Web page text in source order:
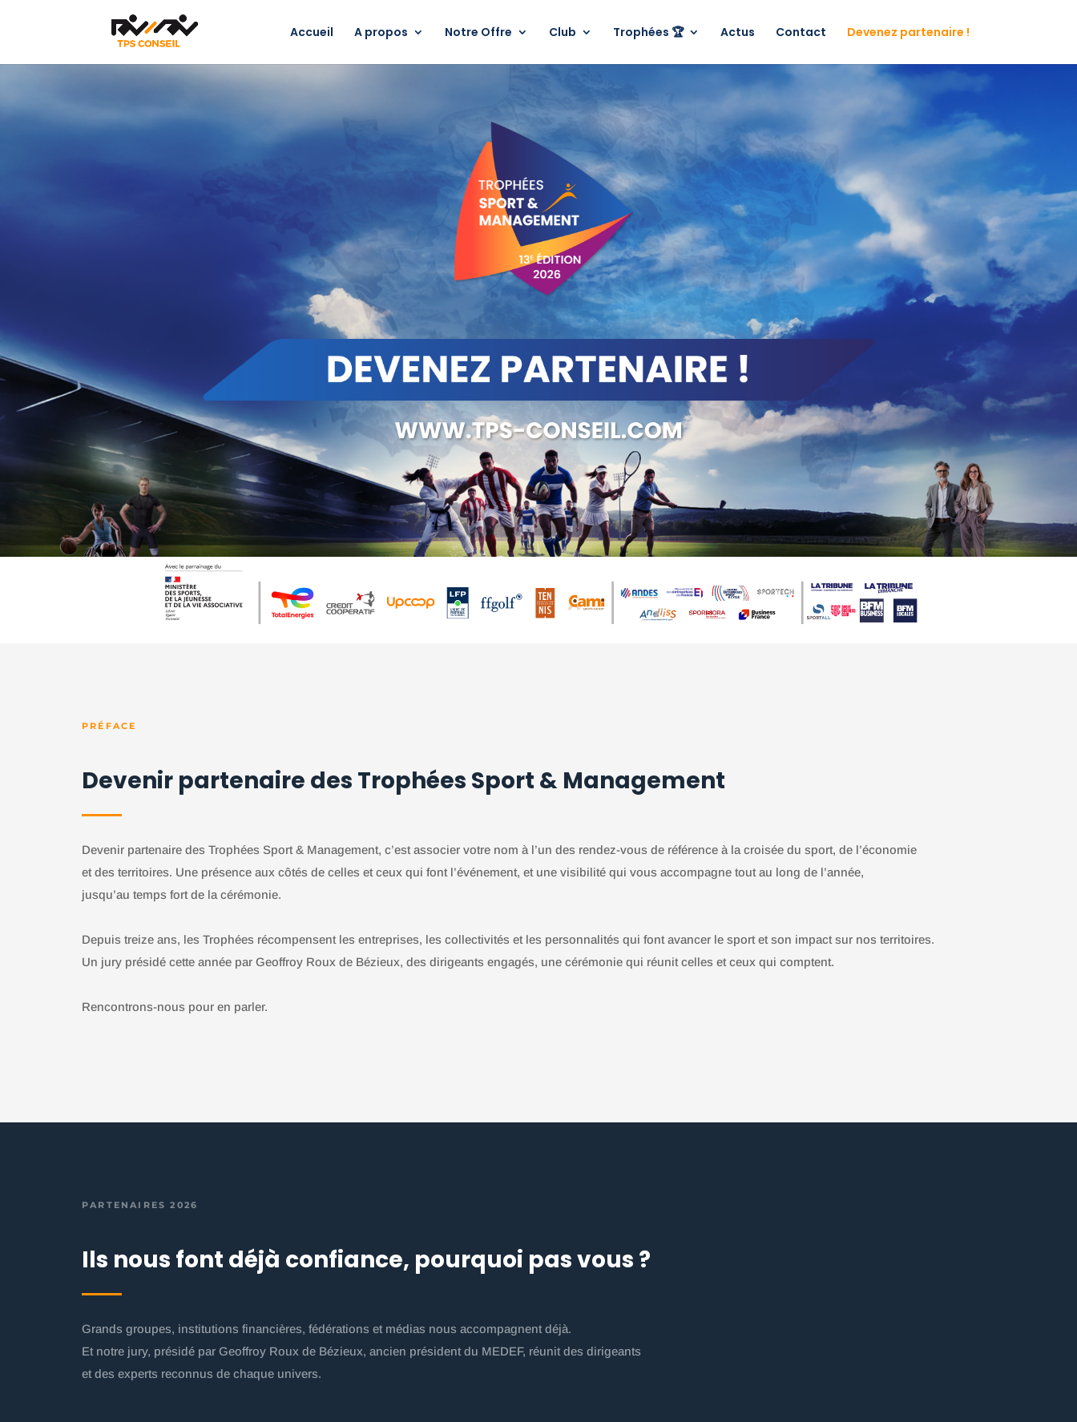
Accueil A propos Notre Offre Club Trophées 🏆 Actus Contact Devenez partenaire !
PRÉFACE
Devenir partenaire des Trophées Sport & Management
Devenir partenaire des Trophées Sport & Management, c’est associer votre nom à l’un des rendez-vous de référence à la croisée du sport, de l’économie
et des territoires. Une présence aux côtés de celles et ceux qui font l’événement, et une visibilité qui vous accompagne tout au long de l’année,
jusqu’au temps fort de la cérémonie.
Depuis treize ans, les Trophées récompensent les entreprises, les collectivités et les personnalités qui font avancer le sport et son impact sur nos territoires.
Un jury présidé cette année par Geoffroy Roux de Bézieux, des dirigeants engagés, une cérémonie qui réunit celles et ceux qui comptent.
Rencontrons-nous pour en parler.
PARTENAIRES 2026
Ils nous font déjà confiance, pourquoi pas vous ?
Grands groupes, institutions financières, fédérations et médias nous accompagnent déjà.
Et notre jury, présidé par Geoffroy Roux de Bézieux, ancien président du MEDEF, réunit des dirigeants
et des experts reconnus de chaque univers.